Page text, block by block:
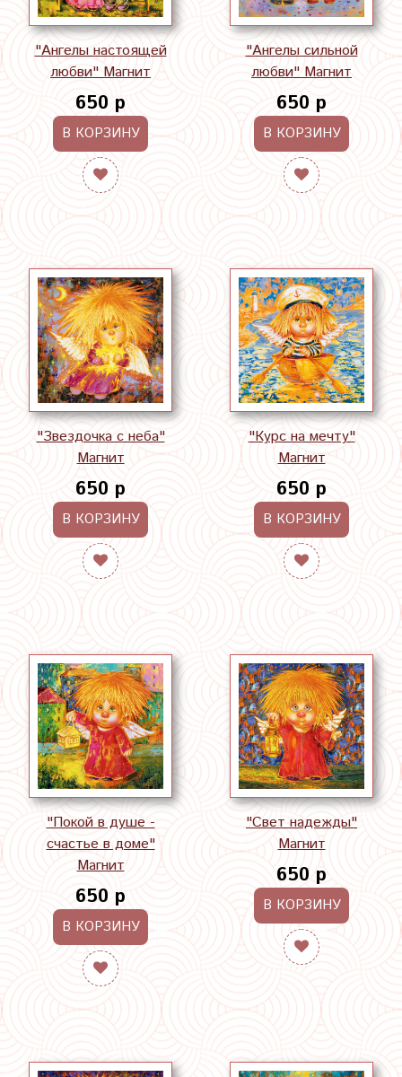
"Ангелы настоящей
любви" Магнит
650 р
В КОРЗИНУ
"Ангелы сильной
любви" Магнит
650 р
В КОРЗИНУ
"Звездочка с неба"
Магнит
650 р
В КОРЗИНУ
"Курс на мечту"
Магнит
650 р
В КОРЗИНУ
"Покой в душе -
счастье в доме"
Магнит
650 р
В КОРЗИНУ
"Свет надежды"
Магнит
650 р
В КОРЗИНУ